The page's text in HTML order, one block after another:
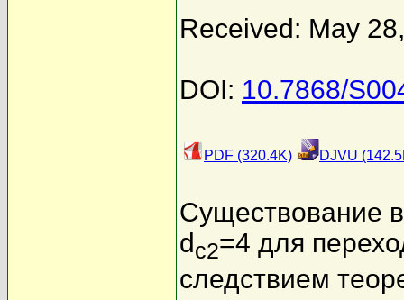
Received: May
DOI: 10.7868/
PDF (320.4K) DJVU
Существование
dc2=4 для
следствием